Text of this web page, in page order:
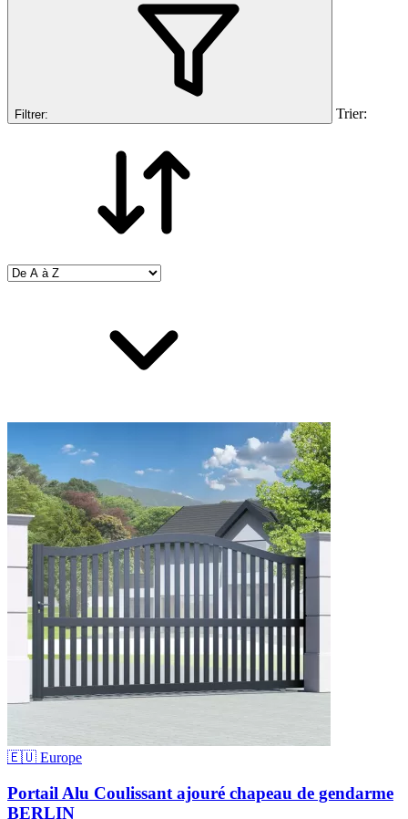
Filtrer: Trier:
🇪🇺 Europe
Portail Alu Coulissant ajouré chapeau de gendarme
BERLIN